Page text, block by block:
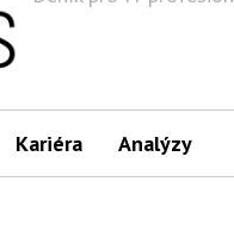
Kariéra Analýzy